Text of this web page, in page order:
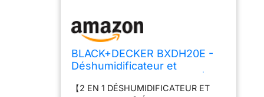
BLACK+DECKER BXDH20E -
Déshumidificateur et
HEPA13| Fonction de séchage
【2 EN 1 DÉSHUMIDIFICATEUR ET